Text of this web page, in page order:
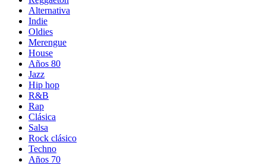
Alternativa
Indie
Oldies
Merengue
House
Años 80
Jazz
Hip hop
R&B
Rap
Clásica
Salsa
Rock clásico
Techno
Años 70